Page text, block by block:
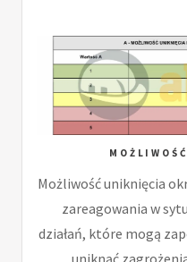
Możliwość uniknięcia
zareagowania w
działań, które mogą